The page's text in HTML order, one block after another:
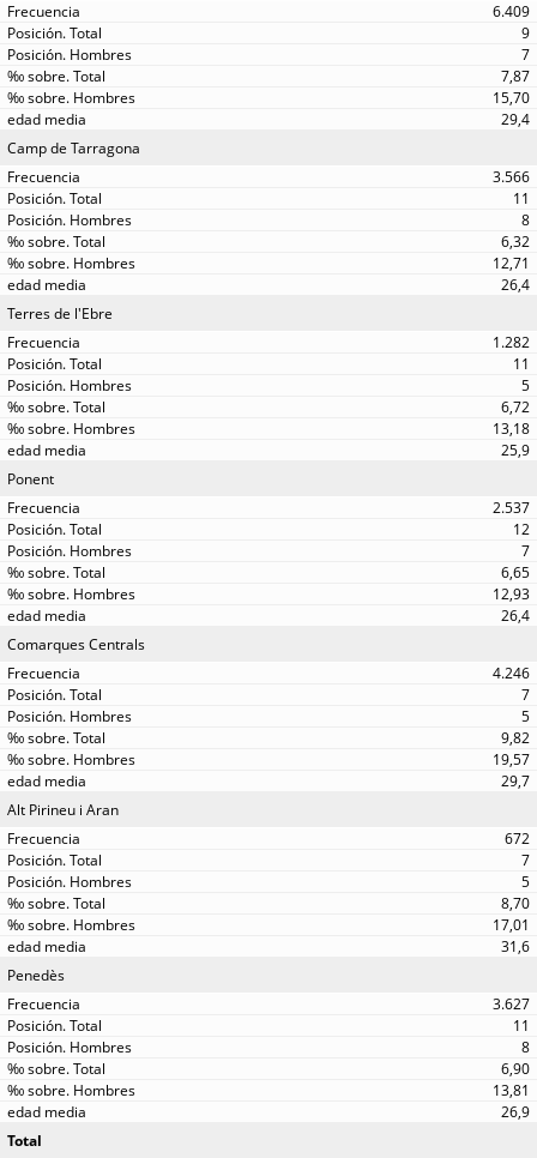
6.409
9
7
7,87
15,70
29,4
Camp de Tarragona
3.566
11
8
6,32
12,71
26,4
Terres de l'Ebre
1.282
11
5
6,72
13,18
25,9
Ponent
2.537
12
7
6,65
12,93
26,4
Comarques Centrals
4.246
7
5
9,82
19,57
29,7
Alt Pirineu i Aran
672
7
5
8,70
17,01
31,6
Penedès
3.627
11
8
6,90
13,81
26,9
Total